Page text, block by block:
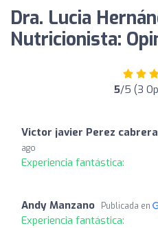
Dra. Lucia
Nutricionista:
5/5 (3
Victor javier Perez cabrera
ago
Experiencia fantástica:
Andy Manzano Publicada en
Experiencia fantástica: